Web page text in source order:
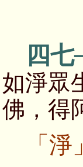
四七
如淨眾
佛，得
「淨